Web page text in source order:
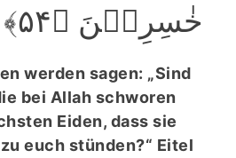
خٰسِرِیۡنَ ﴿۵۴﴾
werden sagen: „Sind
bei Allah schworen
Eiden, dass sie
euch stünden?“ Eitel